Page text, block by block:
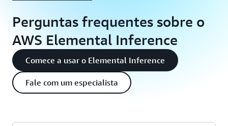
Perguntas frequentes sobre o
AWS Elemental Inference
Comece a usar o Elemental Inference
Fale com um especialista